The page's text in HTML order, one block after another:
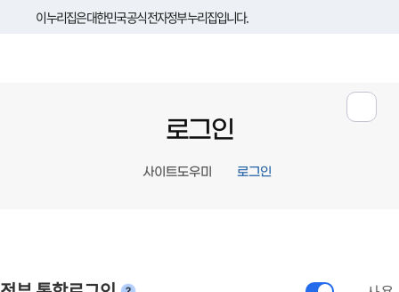
이 누리집은 대한민국 공식 전자정부 누리집입니다.
로그인
사이트도우미 로그인